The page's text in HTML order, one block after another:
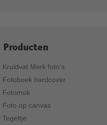
Producten
Kruidvat Merk foto’s
Fotoboek hardcover
Fotomok
Foto op canvas
Tegeltje